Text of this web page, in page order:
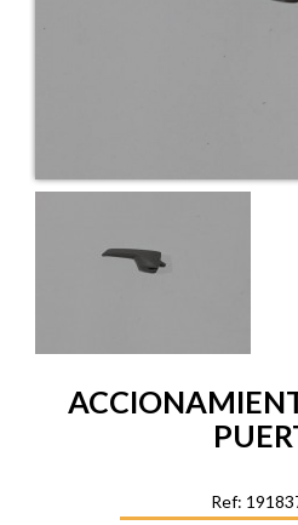
Ref: